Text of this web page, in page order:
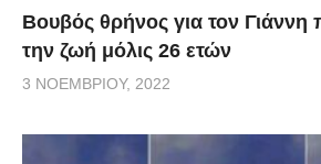
Βουβός θρήνος για τον
την ζωή μόλις 26 ετών
3 ΝΟΕΜΒΡΊΟΥ, 2022